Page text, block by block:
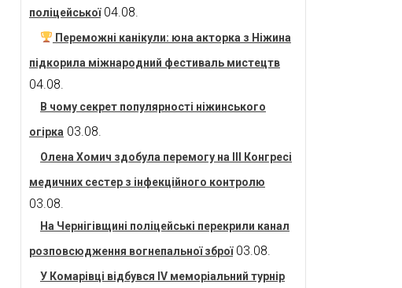
поліцейської 04.08.
Переможні канікули: юна акторка з Ніжина
підкорила міжнародний фестиваль мистецтв
04.08.
В чому секрет популярності ніжинського
огірка 03.08.
Олена Хомич здобула перемогу на ІІІ Конгресі
медичних сестер з інфекційного контролю
03.08.
На Чернігівщині поліцейські перекрили канал
розповсюдження вогнепальної зброї 03.08.
У Комарівці відбувся IV меморіальний турнір